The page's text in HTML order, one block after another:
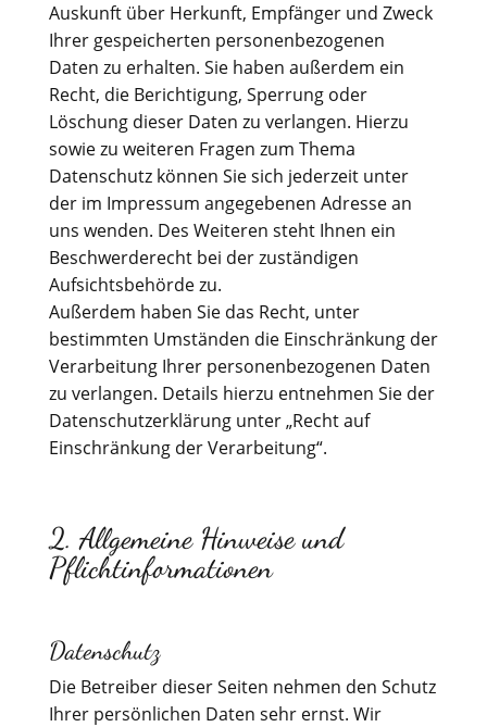
Auskunft über Herkunft, Empfänger und Zweck
Ihrer gespeicherten personenbezogenen
Daten zu erhalten. Sie haben außerdem ein
Recht, die Berichtigung, Sperrung oder
Löschung dieser Daten zu verlangen. Hierzu
sowie zu weiteren Fragen zum Thema
Datenschutz können Sie sich jederzeit unter
der im Impressum angegebenen Adresse an
uns wenden. Des Weiteren steht Ihnen ein
Beschwerderecht bei der zuständigen
Aufsichtsbehörde zu.
Außerdem haben Sie das Recht, unter
bestimmten Umständen die Einschränkung der
Verarbeitung Ihrer personenbezogenen Daten
zu verlangen. Details hierzu entnehmen Sie der
Datenschutzerklärung unter „Recht auf
Einschränkung der Verarbeitung“.
2. Allgemeine Hinweise und
Pflichtinformationen
Datenschutz
Die Betreiber dieser Seiten nehmen den Schutz
Ihrer persönlichen Daten sehr ernst. Wir